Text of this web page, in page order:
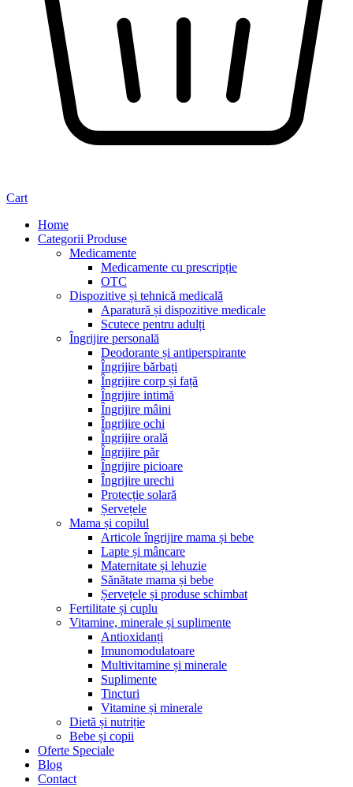
Cart
Home
Categorii Produse
Medicamente
Medicamente cu prescripție
OTC
Dispozitive și tehnică medicală
Aparatură și dispozitive medicale
Scutece pentru adulți
Îngrijire personală
Deodorante și antiperspirante
Îngrijire bărbați
Îngrijire corp și față
Îngrijire intimă
Îngrijire mâini
Îngrijire ochi
Îngrijire orală
Îngrijire păr
Îngrijire picioare
Îngrijire urechi
Protecție solară
Șervețele
Mama și copilul
Articole îngrijire mama și bebe
Lapte și mâncare
Maternitate și lehuzie
Sănătate mama și bebe
Șervețele și produse schimbat
Fertilitate și cuplu
Vitamine, minerale și suplimente
Antioxidanți
Imunomodulatoare
Multivitamine și minerale
Suplimente
Tincturi
Vitamine și minerale
Dietă și nutriție
Bebe și copii
Oferte Speciale
Blog
Contact